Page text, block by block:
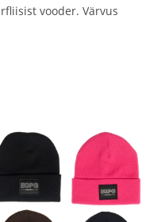
vooder. Värvus